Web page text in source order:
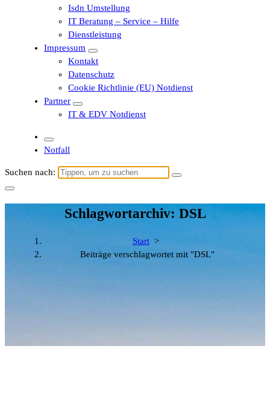
Isdn Umstellung
IT Beratung – Service – Hilfe
Dienstleistung
Impressum
Kontakt
Datenschutz
Cookie Richtlinie (EU) Notdienst
Partner
IT & EDV Notdienst
Notfall
Suchen nach:
Schlagwortarchiv: DSL
Start >
Beiträge verschlagwortet mit "DSL"